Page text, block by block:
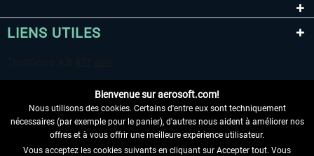
LIENS UTILES
Bienvenue sur aerosoft.com!
Nous utilisons des cookies. Certains d'entre eux sont techniquement
nécessaires (par exemple pour le panier), d'autres nous aident à améliorer nos
offres et à vous offrir une meilleure expérience utilisateur.
Vous acceptez les cookies suivants en cliquant sur Accepter tout. Vous